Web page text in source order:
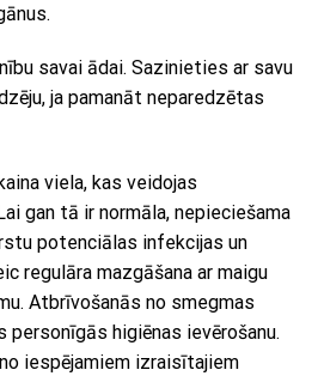
savai ādai. Sazinieties ar savu
ja pamanāt neparedzētas
viela, kas veidojas
gan tā ir normāla, nepieciešama
potenciālas infekcijas un
regulāra mazgāšana ar maigu
Atbrīvošanās no smegmas
personīgās higiēnas ievērošanu.
iespējamiem izraisītajiem